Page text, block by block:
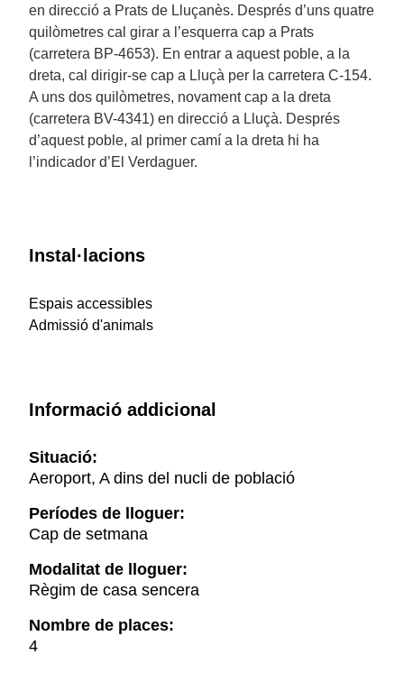
en direcció a Prats de Lluçanès. Després d’uns quatre
quilòmetres cal girar a l’esquerra cap a Prats
(carretera BP-4653). En entrar a aquest poble, a la
dreta, cal dirigir-se cap a Lluçà per la carretera C-154.
A uns dos quilòmetres, novament cap a la dreta
(carretera BV-4341) en direcció a Lluçà. Després
d’aquest poble, al primer camí a la dreta hi ha
l’indicador d’El Verdaguer.
Instal·lacions
Espais accessibles
Admissió d'animals
Informació addicional
Situació:
Aeroport, A dins del nucli de població
Períodes de lloguer:
Cap de setmana
Modalitat de lloguer:
Règim de casa sencera
Nombre de places:
4